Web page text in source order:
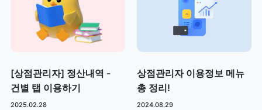
[상점관리자] 정산내역 -
건별 탭 이용하기
2025.02.28
상점관리자 이용정보 메뉴
총 정리!
2024.08.29